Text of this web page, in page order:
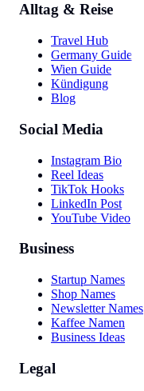
Alltag & Reise
Travel Hub
Germany Guide
Wien Guide
Kündigung
Blog
Social Media
Instagram Bio
Reel Ideas
TikTok Hooks
LinkedIn Post
YouTube Video
Business
Startup Names
Shop Names
Newsletter Names
Kaffee Namen
Business Ideas
Legal